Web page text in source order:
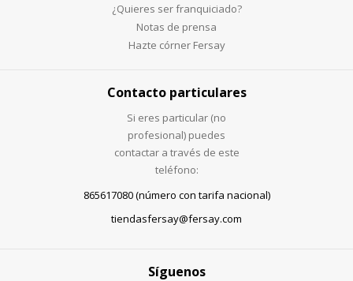
¿Quieres ser franquiciado?
Notas de prensa
Hazte córner Fersay
Contacto particulares
Si eres particular (no
profesional) puedes
contactar a través de este
teléfono:
865617080 (número con tarifa nacional)
tiendasfersay@fersay.com
Síguenos